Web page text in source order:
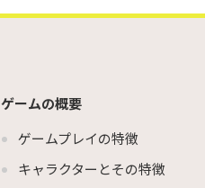
ゲームの概要
ゲームプレイの特徴
キャラクターとその特徴